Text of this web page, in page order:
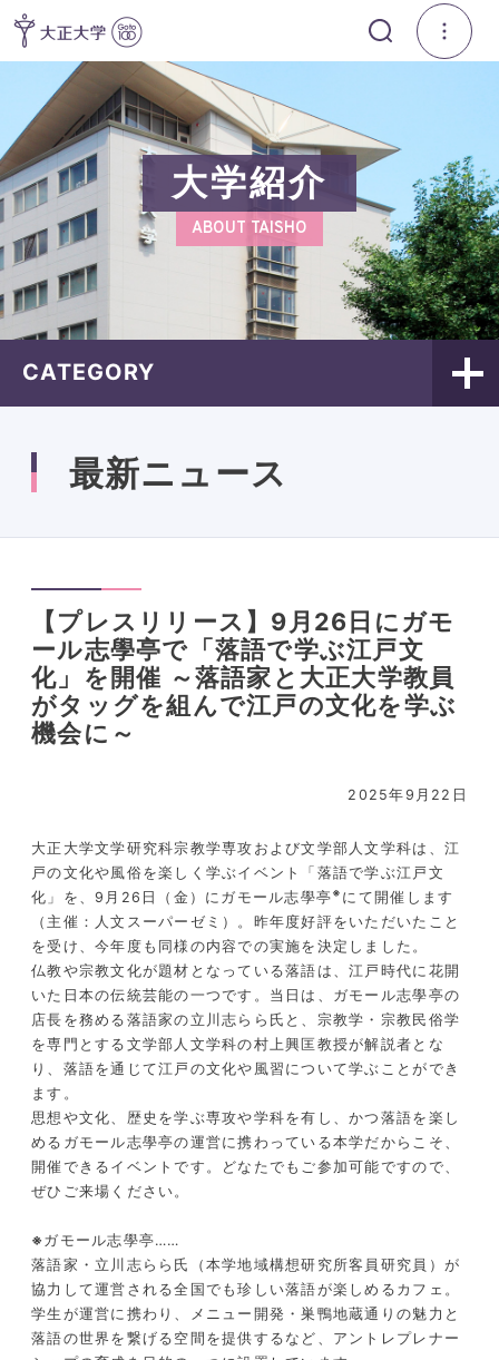
大学紹介
ABOUT TAISHO
CATEGORY
最新ニュース
【プレスリリース】9月26日にガモ
ール志學亭で「落語で学ぶ江戸文
化」を開催 ～落語家と大正大学教員
がタッグを組んで江戸の文化を学ぶ
機会に～
2025年9月22日
大正大学文学研究科宗教学専攻および文学部人文学科は、江
戸の文化や風俗を楽しく学ぶイベント「落語で学ぶ江戸文
化」を、9月26日（金）にガモール志學亭※ にて開催します
（主催：人文スーパーゼミ）。昨年度好評をいただいたこと
を受け、今年度も同様の内容での実施を決定しました。
仏教や宗教文化が題材となっている落語は、江戸時代に花開
いた日本の伝統芸能の一つです。当日は、ガモール志學亭の
店長を務める落語家の立川志らら氏と、宗教学・宗教民俗学
を専門とする文学部人文学科の村上興匡教授が解説者とな
り、落語を通じて江戸の文化や風習について学ぶことができ
ます。
思想や文化、歴史を学ぶ専攻や学科を有し、かつ落語を楽し
めるガモール志學亭の運営に携わっている本学だからこそ、
開催できるイベントです。どなたでもご参加可能ですので、
ぜひご来場ください。
※ガモール志學亭……
落語家・立川志らら氏（本学地域構想研究所客員研究員）が
協力して運営される全国でも珍しい落語が楽しめるカフェ。
学生が運営に携わり、メニュー開発・巣鴨地蔵通りの魅力と
落語の世界を繋げる空間を提供するなど、アントレプレナー